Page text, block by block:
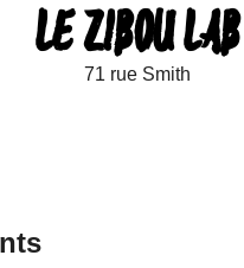
LE ZIBOU LAB
71 rue Smith